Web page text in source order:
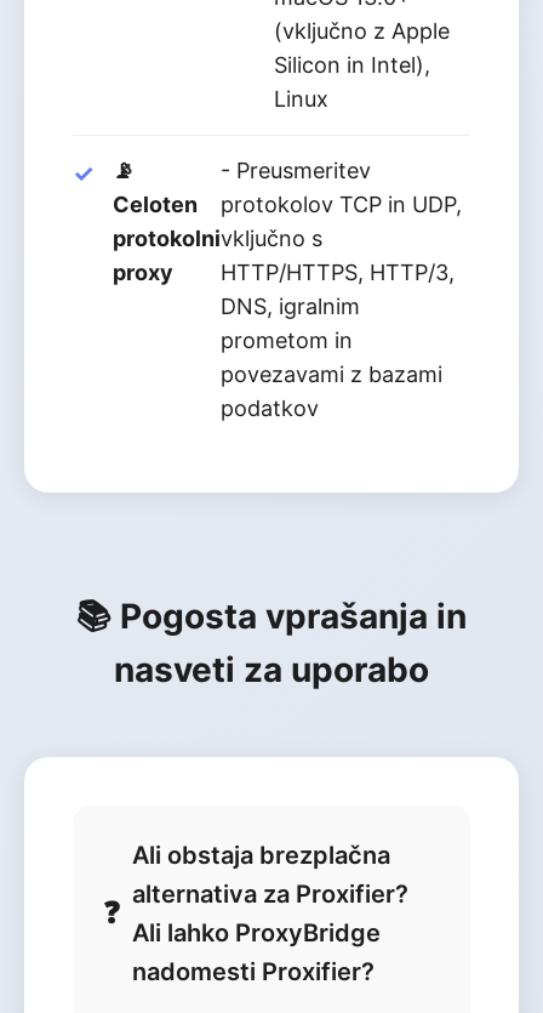
(vključno z Apple
Silicon in Intel),
Linux
📡
Celoten
protokolni
proxy
- Preusmeritev
protokolov TCP in UDP,
vključno s
HTTP/HTTPS, HTTP/3,
DNS, igralnim
prometom in
povezavami z bazami
podatkov
📚 Pogosta vprašanja in
nasveti za uporabo
Ali obstaja brezplačna
alternativa za Proxifier?
Ali lahko ProxyBridge
nadomesti Proxifier?